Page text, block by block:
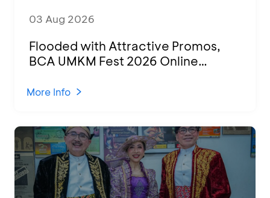
03 Aug 2026
Flooded with Attractive Promos,
BCA UMKM Fest 2026 Online
Various Regions
More Info